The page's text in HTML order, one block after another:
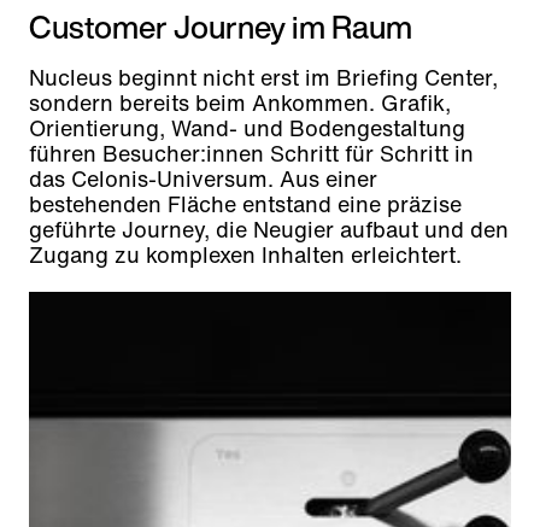
Customer Journey im Raum
Nucleus beginnt nicht erst im Briefing Center,
sondern bereits beim Ankommen. Grafik,
Orientierung, Wand- und Bodengestaltung
führen Besucher:innen Schritt für Schritt in
das Celonis-Universum. Aus einer
bestehenden Fläche entstand eine präzise
geführte Journey, die Neugier aufbaut und den
Zugang zu komplexen Inhalten erleichtert.